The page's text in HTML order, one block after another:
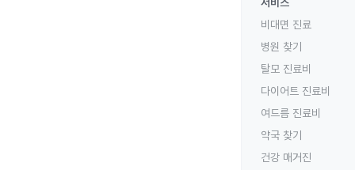
비대면 진료
병원 찾기
탈모 진료비
다이어트 진료비
여드름 진료비
약국 찾기
건강 매거진